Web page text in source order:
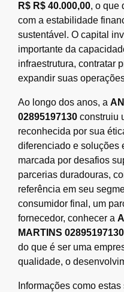
R$ R$ 40.000,00, o que
com a estabilidade
sustentável. O capital
importante da
infraestrutura, contratar
expandir suas
Ao longo dos anos, a
02895197130 construiu
reconhecida por sua
diferenciado e soluções
marcada por desafios
parcerias duradouras,
referência em seu
consumidor final, um
fornecedor, conhecer a
MARTINS 02895197130
do que é ser uma
qualidade, o
Informações como